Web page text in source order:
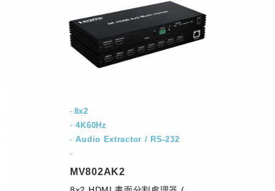
8x2
-4K60Hz
-Audio Extractor / RS-232
-
MV802AK2